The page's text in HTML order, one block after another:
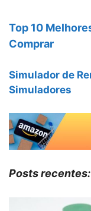
Top 10
Comprar
Simulador de
Simuladores
Posts recentes: